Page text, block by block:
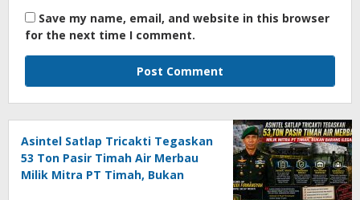
Save my name, email, and website in this browser
for the next time I comment.
Asintel Satlap Tricakti Tegaskan
53 Ton Pasir Timah Air Merbau
Milik Mitra PT Timah, Bukan